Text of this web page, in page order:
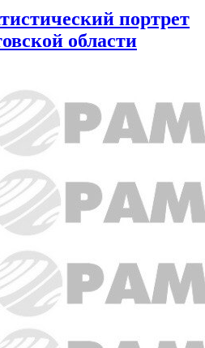
портрет
области